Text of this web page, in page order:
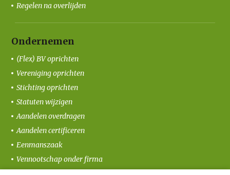
Regelen na overlijden
Ondernemen
(Flex) BV oprichten
Vereniging oprichten
Stichting oprichten
Statuten wijzigen
Aandelen overdragen
Aandelen certificeren
Eenmanszaak
Vennootschap onder firma